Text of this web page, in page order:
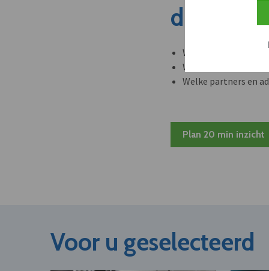
dit
Welke leveranciers
Welke bedrijven
Welke partners en
Plan 20 min inzicht
Voor u geselecteerd